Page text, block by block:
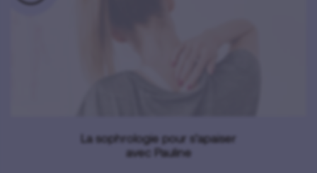
La sophrologie pour s’apaiser
avec Pauline